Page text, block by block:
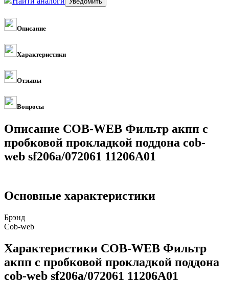
Описание
Характеристики
Отзывы
Вопросы
Описание COB-WEB Фильтр акпп с
пробковой прокладкой поддона cob-
web sf206a/072061 11206A01
Основные характеристики
Брэнд
Cob-web
Характеристики COB-WEB Фильтр
акпп с пробковой прокладкой поддона
cob-web sf206a/072061 11206A01